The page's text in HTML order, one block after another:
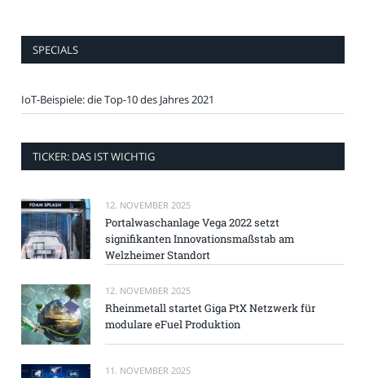
SPECIALS
IoT-Beispiele: die Top-10 des Jahres 2021
TICKER: DAS IST WICHTIG
12. NOVEMBER 2025
Portalwaschanlage Vega 2022 setzt
signifikanten Innovationsmaßstab am
Welzheimer Standort
12. NOVEMBER 2025
Rheinmetall startet Giga PtX Netzwerk für
modulare eFuel Produktion
11. NOVEMBER 2025